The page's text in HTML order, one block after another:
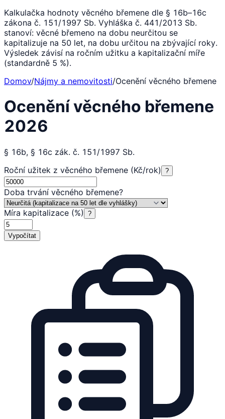
Kalkulačka hodnoty věcného břemene dle § 16b–16c
zákona č. 151/1997 Sb. Vyhláška č. 441/2013 Sb.
stanoví: věcné břemeno na dobu neurčitou se
kapitalizuje na 50 let, na dobu určitou na zbývající roky.
Výsledek závisí na ročním užitku a kapitalizační míře
(standardně 5 %).
Domov/Nájmy a nemovitosti/Ocenění věcného břemene
Ocenění věcného břemene
2026
§ 16b, § 16c zák. č. 151/1997 Sb.
Roční užitek z věcného břemene (Kč/rok)
?
Doba trvání věcného břemene?
Míra kapitalizace (%) ?
Vypočítat